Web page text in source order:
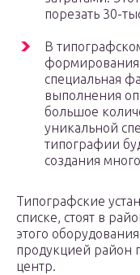
порезать 30-
В
специальная
выполнения
большое
уникальной
типографии
создания
Типографские
списке, стоят в
этого
продукцией район
центр.